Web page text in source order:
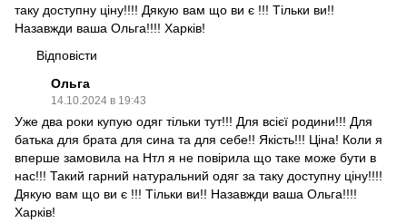
таку доступну ціну!!!! Дякую вам що ви є !!! Тільки ви!!
Назавжди ваша Ольга!!!! Харків!
Відповісти
Ольга
14.10.2024 в 19:43
Уже два роки купую одяг тільки тут!!! Для всієї родини!!! Для
батька для брата для сина та для себе!! Якість!!! Ціна! Коли я
вперше замовила на Нтл я не повірила що таке може бути в
нас!!! Такий гарний натуральний одяг за таку доступну ціну!!!!
Дякую вам що ви є !!! Тільки ви!! Назавжди ваша Ольга!!!!
Харків!